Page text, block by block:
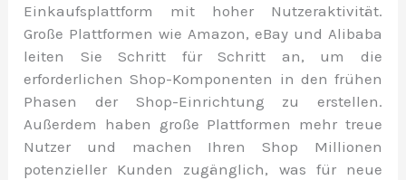
Einkaufsplattform mit hoher Nutzeraktivität.
Große Plattformen wie Amazon, eBay und Alibaba
leiten Sie Schritt für Schritt an, um die
erforderlichen Shop-Komponenten in den frühen
Phasen der Shop-Einrichtung zu erstellen.
Außerdem haben große Plattformen mehr treue
Nutzer und machen Ihren Shop Millionen
potenzieller Kunden zugänglich, was für neue